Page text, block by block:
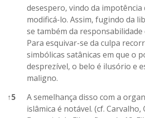
desespero, vindo da impotência
modificá-lo. Assim, fugindo da
se também da responsabilidade
Para esquivar-se da culpa
simbólicas satânicas em que o
desprezível, o belo é ilusório e
maligno.
↑5
A semelhança disso com a
islâmica é notável. (cf. Carvalho,